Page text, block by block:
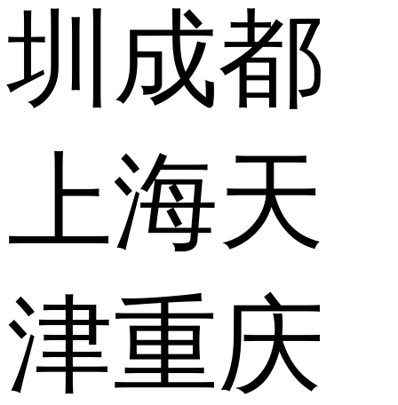
圳 成都
上海天
津重庆